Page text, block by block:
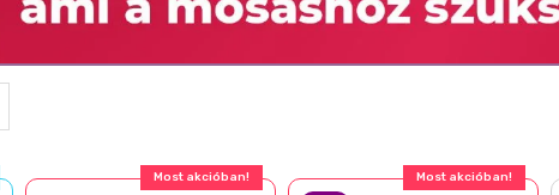
Most akcióban! Most akcióban!